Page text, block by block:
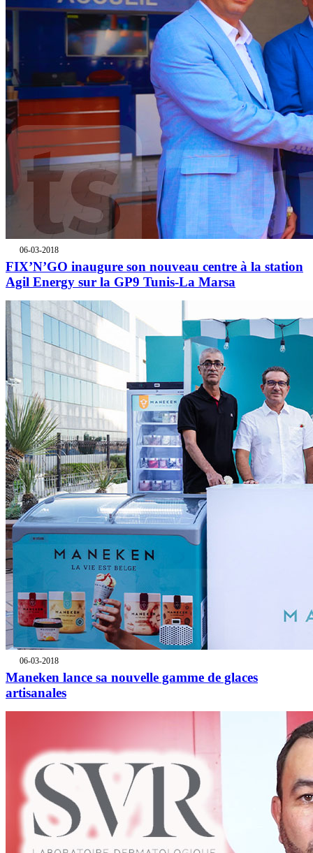
06-03-2018
FIX’N’GO inaugure son nouveau centre à la station
Agil Energy sur la GP9 Tunis-La Marsa
06-03-2018
Maneken lance sa nouvelle gamme de glaces
artisanales